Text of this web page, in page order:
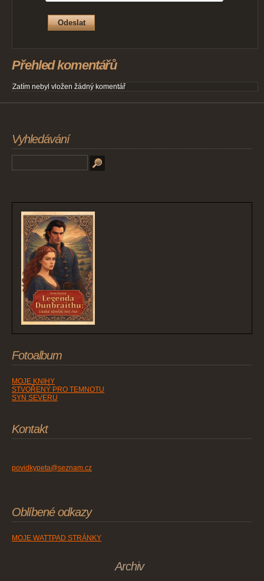
Přehled komentářů
Zatím nebyl vložen žádný komentář
Vyhledávání
Fotoalbum
MOJE KNIHY
STVOŘENÝ PRO TEMNOTU
SYN SEVERU
Kontakt
povidkypeta@seznam.cz
Oblíbené odkazy
MOJE WATTPAD STRÁNKY
Archiv